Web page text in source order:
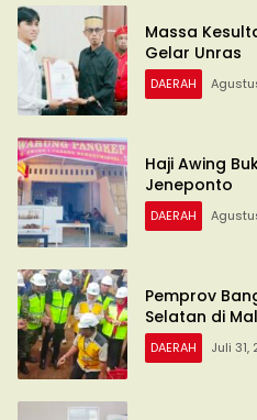
Massa
Gelar Unras
DAERAH
Haji Awing
Jeneponto
DAERAH
Pemprov
Selatan di
DAERAH Juli 31,